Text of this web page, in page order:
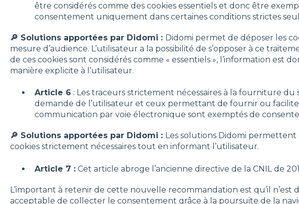
être considérés comme des cookies essentiels et donc être
consentement uniquement dans certaines conditions strictes
🔎 Solutions apportées par Didomi : Didomi permet de déposer les
mesure d’audience. L’utilisateur a la possibilité de s’opposer à ce
de ces cookies sont considérés comme « essentiels », l’information est
manière explicite à l’utilisateur.
Article 6 : Les traceurs strictement nécessaires à la fourniture du
demande de l’utilisateur et ceux permettant de fournir ou
communication par voie électronique sont exemptés de
🔎 Solutions apportées par Didomi : Les solutions Didomi permettent
cookies strictement nécessaires tout en informant l’utilisateur.
Article 7 :Cet article abroge l’ancienne directive de la CNIL de
L’important à retenir de cette nouvelle recommandation est qu’il n’est
acceptable de collecter le consentement grâce à la poursuite de la